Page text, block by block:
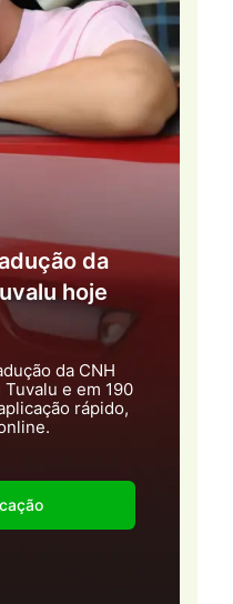
da
hoje
da CNH
Tuvalu e em 190
rápido,